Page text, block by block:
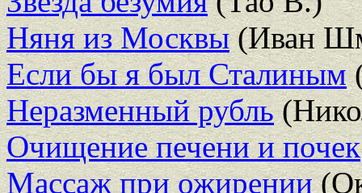
Няня из Москвы(Иван
Если бы я был Сталиным
Неразменный рубль
Очищение печени и почек
Массаж при ожирении